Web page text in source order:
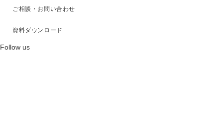
ご相談・お問い合わせ
資料ダウンロード
Follow us